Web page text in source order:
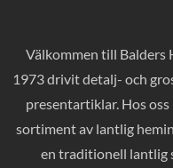
Välkommen till Balders
1973 drivit detalj- och
presentartiklar. Hos
sortiment av lantlig
en traditionell lantlig